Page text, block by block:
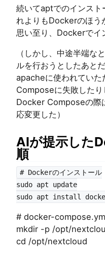
続いてaptでのインスト
れよりもDockerのほう
思い至り、Dockerでイ
（しかし、中途半端な
ルを行おうとしたあと
apacheに使われてい
Composeに失敗したり
Docker Composeの際
応変更した）
AIが提示した
順
# Dockerのインストール
sudo apt update
sudo apt install
# docker-
mkdir -p /opt/
cd /opt/nextcloud